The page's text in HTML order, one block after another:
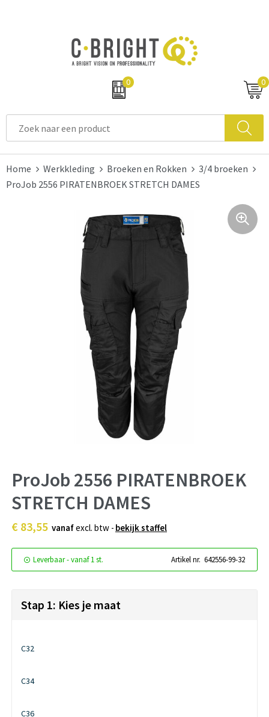
0 0
Home Werkkleding Broeken en Rokken
3/4 broeken
ProJob 2556 PIRATENBROEK STRETCH DAMES
ProJob 2556 PIRATENBROEK
STRETCH DAMES
€ 83,55 vanafexcl. btw - bekijk staffel
Leverbaar-vanaf1 st. Artikel nr. 642556-99-32
Stap 1: Kies je maat
C32
C34
C36